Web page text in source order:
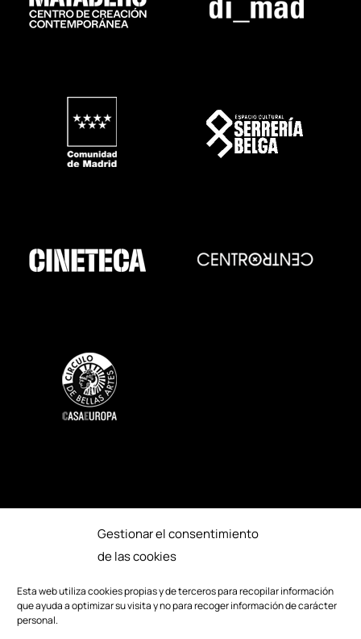
Gestionar el consentimiento
de las cookies
Esta web utiliza cookies propias y de terceros para recopilar información
que ayuda a optimizar su visita y no para recoger información de carácter
personal.
SOSTENIBILIDAD ACCESIBILIDAD
EDICIONES ANTERIORES